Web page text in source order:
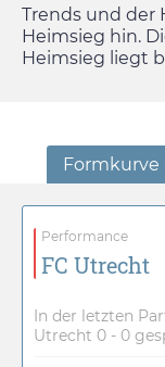
Trends und der
Heimsieg hin.
Heimsieg liegt
Performance
FC Utrecht
In der letzten
Utrecht 0 - 0